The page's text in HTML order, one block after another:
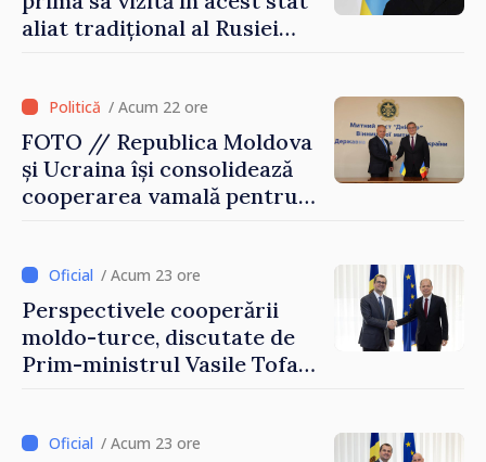
aliat tradițional al Rusiei
/ Acum 22 ore
FOTO // Republica Moldova
și Ucraina își consolidează
cooperarea vamală pentru
Reuniune la Moghiliov-
Podolsk
/ Acum 23 ore
Perspectivele cooperării
moldo-turce, discutate de
Prim-ministrul Vasile Tofan
/ Acum 23 ore